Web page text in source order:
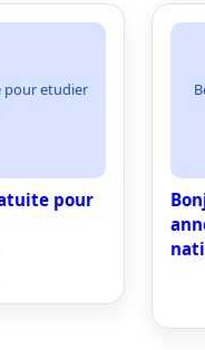
pour etudier
pour